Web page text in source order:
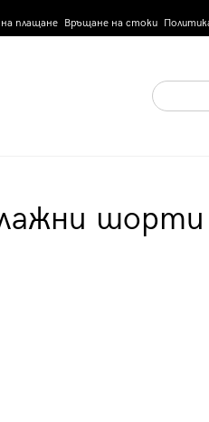
плащане Връщане на стоки
шорти